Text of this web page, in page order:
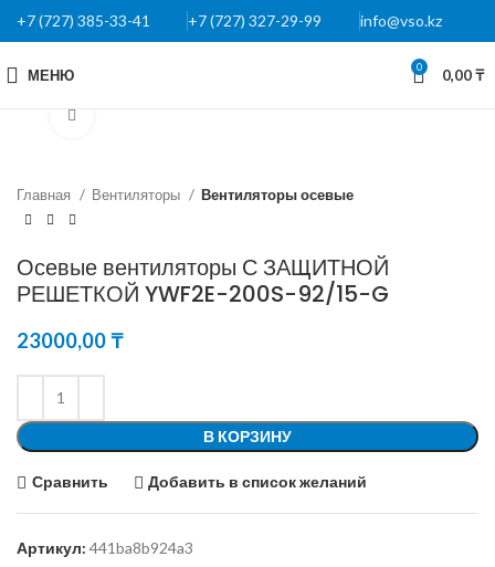
+7 (727) 385-33-41 +7 (727) 327-29-99 info@vso.kz
МЕНЮ 0 0,00₸
Главная Вентиляторы Вентиляторы осевые
Осевые вентиляторы С ЗАЩИТНОЙ
РЕШЕТКОЙ YWF2E-200S-92/15-G
23000,00₸
В КОРЗИНУ
Сравнить Добавить в список желаний
Артикул: 441ba8b924a3